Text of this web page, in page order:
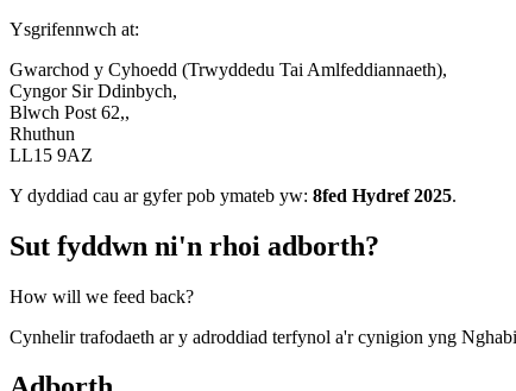
Ysgrifennwch at:
Gwarchod y Cyhoedd (Trwyddedu Tai Amlfeddiannaeth),
Cyngor Sir Ddinbych,
Blwch Post 62,,
Rhuthun
LL15 9AZ
Y dyddiad cau ar gyfer pob ymateb yw: 8fed Hydref 2025.
Sut fyddwn ni'n rhoi adborth?
How will we feed back?
Cynhelir trafodaeth ar y adroddiad terfynol a'r cynigion yng